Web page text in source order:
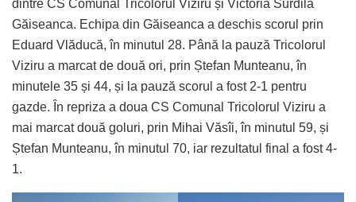
dintre CS Comunal Tricolorul Viziru și Victoria Surdila
Găiseanca. Echipa din Găiseanca a deschis scorul prin
Eduard Vlăducă, în minutul 28. Până la pauză Tricolorul
Viziru a marcat de două ori, prin Ștefan Munteanu, în
minutele 35 și 44, și la pauză scorul a fost 2-1 pentru
gazde. În repriza a doua CS Comunal Tricolorul Viziru a
mai marcat două goluri, prin Mihai Văsîi, în minutul 59, și
Ștefan Munteanu, în minutul 70, iar rezultatul final a fost 4-
1.